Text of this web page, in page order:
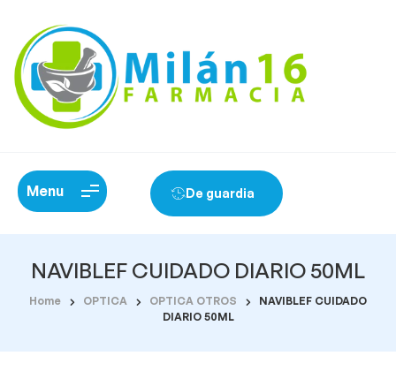
Menu De guardia
NAVIBLEF CUIDADO DIARIO 50ML
Home OPTICA OPTICA OTROS
NAVIBLEF CUIDADO
DIARIO 50ML